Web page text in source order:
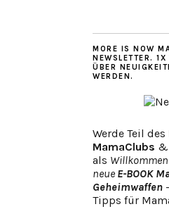
MORE IS NOW
NEWSLETTER.
ÜBER
WERDEN.
Werde Teil des
MamaClubs &
als
neue E-BOOK
Geheimwaffen
Tipps für